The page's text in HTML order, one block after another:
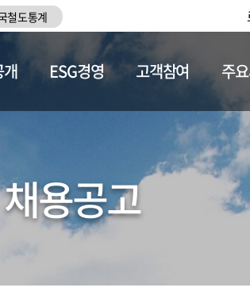
철도통계
채용정보
개 ESG경영 고객참여 주
채용공고